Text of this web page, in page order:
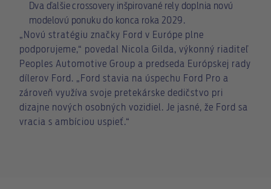
Dva ďalšie crossovery inšpirované rely doplnia novú
modelovú ponuku do konca roka 2029.
„Novú stratégiu značky Ford v Európe plne
podporujeme,“ povedal Nicola Gilda, výkonný riaditeľ
Peoples Automotive Group a predseda Európskej rady
dílerov Ford. „Ford stavia na úspechu Ford Pro a
zároveň využíva svoje pretekárske dedičstvo pri
dizajne nových osobných vozidiel. Je jasné, že Ford sa
vracia s ambíciou uspieť.“